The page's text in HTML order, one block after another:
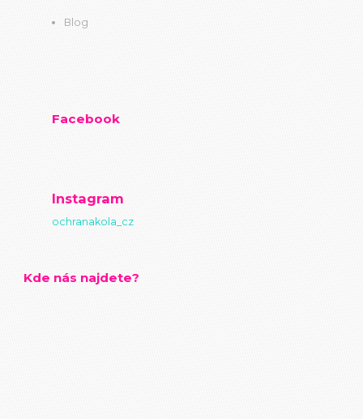
Blog
Facebook
Instagram
ochranakola_cz
Kde nás najdete?